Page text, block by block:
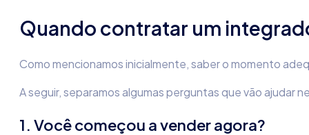
Quando contratar um
Como mencionamos inicialmente, saber o momento
A seguir, separamos algumas perguntas que vão ajudar
1. Você começou a vender agora?